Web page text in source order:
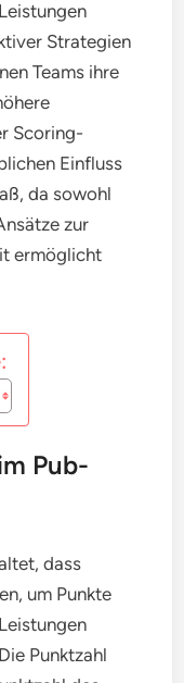
Strategien
Teams ihre
Scoring-
Einfluss
da sowohl
zur
ermöglicht
Pub-
dass
um Punkte
Punktzahl